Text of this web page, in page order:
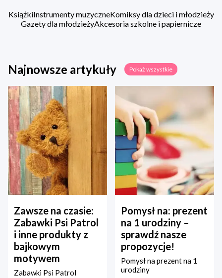
KsiążkiInstrumenty muzyczneKomiksy dla dzieci i młodzieży
Gazety dla młodzieżyAkcesoria szkolne i papiernicze
Najnowsze artykuły Pokaż wszystkie
Zawsze na czasie:
Zabawki Psi Patrol
i inne produkty z
bajkowym
motywem
Zabawki Psi Patrol
Pomysł na: prezent
na 1 urodziny –
sprawdź nasze
propozycje!
Pomysł na prezent na 1
urodziny